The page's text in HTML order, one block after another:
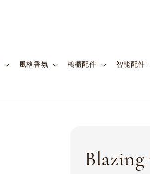
風格香氛 櫥櫃配件 智能配件